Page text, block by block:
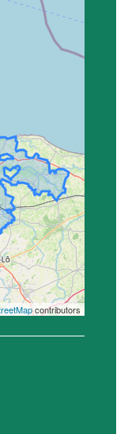
contributors